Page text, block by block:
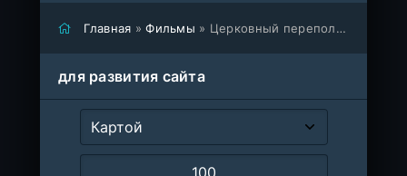
Главная »Фильмы » Церковный переполох
для развития сайта